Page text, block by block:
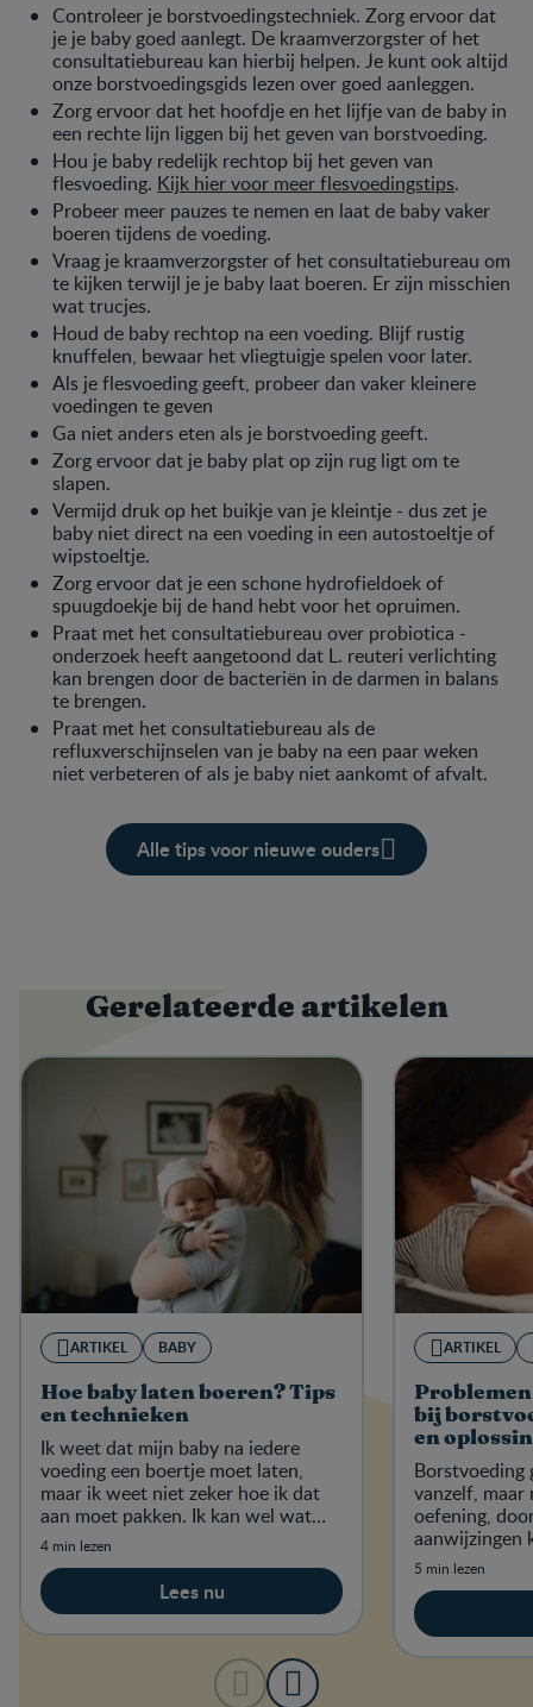
Controleer je borstvoedingstechniek. Zorg ervoor dat
je je baby goed aanlegt. De kraamverzorgster of het
consultatiebureau kan hierbij helpen. Je kunt ook altijd
onze borstvoedingsgids lezen over goed aanleggen.
Zorg ervoor dat het hoofdje en het lijfje van de baby in
een rechte lijn liggen bij het geven van borstvoeding.
Hou je baby redelijk rechtop bij het geven van
flesvoeding. Kijk hier voor meer flesvoedingstips.
Probeer meer pauzes te nemen en laat de baby vaker
boeren tijdens de voeding.
Vraag je kraamverzorgster of het consultatiebureau om
te kijken terwijl je je baby laat boeren. Er zijn misschien
wat trucjes.
Houd de baby rechtop na een voeding. Blijf rustig
knuffelen, bewaar het vliegtuigje spelen voor later.
Als je flesvoeding geeft, probeer dan vaker kleinere
voedingen te geven
Ga niet anders eten als je borstvoeding geeft.
Zorg ervoor dat je baby plat op zijn rug ligt om te
slapen.
Vermijd druk op het buikje van je kleintje - dus zet je
baby niet direct na een voeding in een autostoeltje of
wipstoeltje.
Zorg ervoor dat je een schone hydrofieldoek of
spuugdoekje bij de hand hebt voor het opruimen.
Praat met het consultatiebureau over probiotica -
onderzoek heeft aangetoond dat L. reuteri verlichting
kan brengen door de bacteriën in de darmen in balans
te brengen.
Praat met het consultatiebureau als de
refluxverschijnselen van je baby na een paar weken
niet verbeteren of als je baby niet aankomt of afvalt.
Alle tips voor nieuwe ouders
Gerelateerde artikelen
ARTIKEL BABY
Hoe baby laten boeren? Tips
en technieken
Ik weet dat mijn baby na iedere
voeding een boertje moet laten,
maar ik weet niet zeker hoe ik dat
aan moet pakken. Ik kan wel wat
advies gebruiken!
4 min lezen
Lees nu
ARTIKEL
bij
en
Borstvoeding
vanzelf, maar
oefening,
aanwijzingen
worden.
5 min lezen